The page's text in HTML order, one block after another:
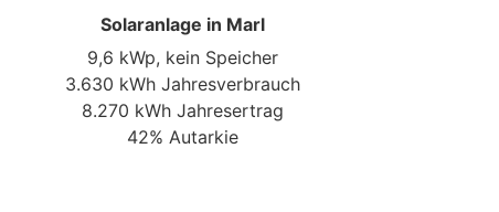
Solaranlage in Marl
9,6 kWp, kein Speicher
3.630 kWh Jahresverbrauch
8.270 kWh Jahresertrag
42% Autarkie